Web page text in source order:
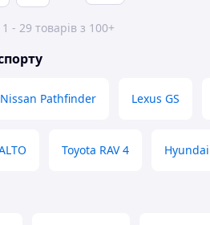
- 29 товарів з 100+
Nissan Pathfinder Lexus GS
Toyota RAV 4